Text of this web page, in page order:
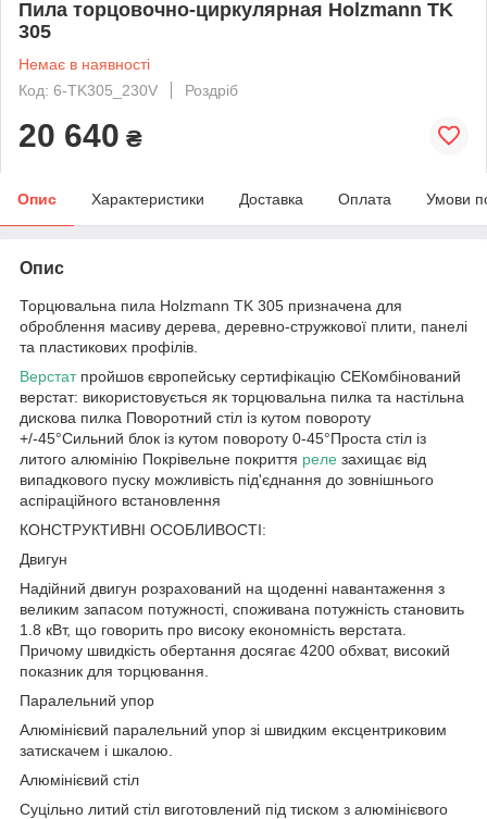
Пила торцовочно-циркулярная Holzmann TK
305
Немає в наявності
Код: 6-TK305_230V
Роздріб
20 640 ₴
Опис Характеристики Доставка Оплата Умови
Опис
Торцювальна пила Holzmann TK 305 призначена для
оброблення масиву дерева, деревно-стружкової плити, панелі
та пластикових профілів.
Верстатпройшов європейську сертифікацію СЕКомбінований
верстат: використовується як торцювальна пилка та настільна
дискова пилка Поворотний стіл із кутом повороту
+/-45°Сильний блок із кутом повороту 0-45°Проста стіл із
литого алюмінію Покрівельне покриття реле захищає від
випадкового пуску можливість під'єднання до зовнішнього
аспіраційного встановлення
КОНСТРУКТИВНІ ОСОБЛИВОСТІ:
Двигун
Надійний двигун розрахований на щоденні навантаження з
великим запасом потужності, споживана потужність становить
1.8 кВт, що говорить про високу економність верстата.
Причому швидкість обертання досягає 4200 обхват, високий
показник для торцювання.
Паралельний упор
Алюмінієвий паралельний упор зі швидким ексцентриковим
затискачем і шкалою.
Алюмінієвий стіл
Суцільно литий стіл виготовлений під тиском з алюмінієвого